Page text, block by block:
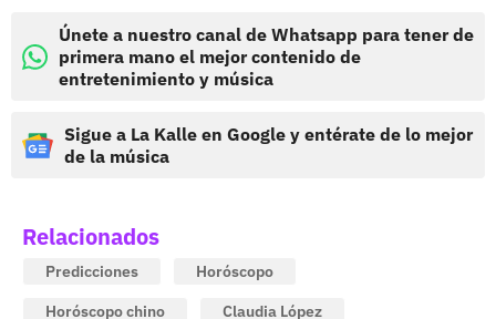
Únete a nuestro canal de Whatsapp para tener de
primera mano el mejor contenido de
entretenimiento y música
Sigue a La Kalle en Google y entérate de lo mejor
de la música
Relacionados
Predicciones
Horóscopo
Horóscopo chino
Claudia López